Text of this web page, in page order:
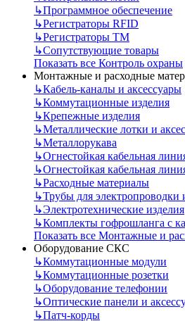
↳Программное обеспечение
↳Регистраторы RFID
↳Регистраторы ТМ
↳Сопутствующие товары
Показать все Контроль охраны
Монтажные и расходные
↳Кабель-каналы и аксессуары
↳Коммутационные изделия
↳Крепежные изделия
↳Металлические лотки и
↳Металлорукава
↳Огнестойкая кабельная
↳Огнестойкая кабельная
↳Расходные материалы
↳Трубы для электропроводки
↳Электротехнические изделия
↳Комплекты гофрошланга с
Показать все Монтажные и
Оборудование СКС
↳Коммутационные модули
↳Коммутационные розетки
↳Оборудование телефонии
↳Оптические панели и
↳Патч-корды